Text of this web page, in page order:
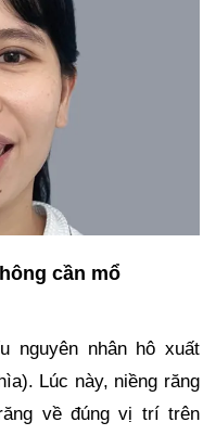
cần mổ
nguyên nhân hô xuất
Lúc này, niềng răng
về đúng vị trí trên